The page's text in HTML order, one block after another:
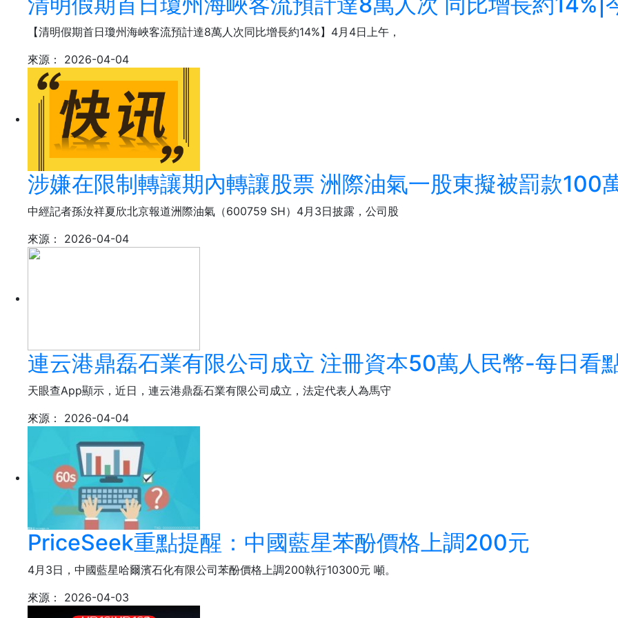
【清明假期首日瓊州海峽客流預計達8萬人次同比增長約14%】4月4日上午，
來源：
2026-04-04
涉嫌在限制轉讓期內轉讓股票 洲際油氣一股東擬被罰款100
中經記者孫汝祥夏欣北京報道洲際油氣（600759 SH）4月3日披露，公司股
來源：
2026-04-04
連云港鼎磊石業有限公司成立 注冊資本50萬人民幣-每日看
天眼查App顯示，近日，連云港鼎磊石業有限公司成立，法定代表人為馬守
來源：
2026-04-04
PriceSeek重點提醒：中國藍星苯酚價格上調200元
4月3日，中國藍星哈爾濱石化有限公司苯酚價格上調200執行10300元 噸。
來源：
2026-04-03